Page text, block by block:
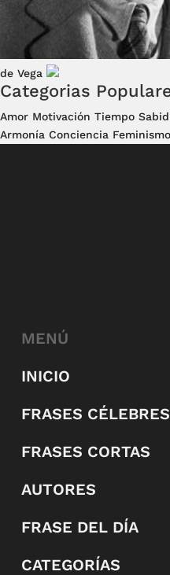
de Vega
Categorias
Amor Motivación Tiempo
Armonía Conciencia Feminismo
MENÚ
INICIO
FRASES CÉLEBRES
FRASES CORTAS
AUTORES
FRASE DEL DÍA
CATEGORÍAS